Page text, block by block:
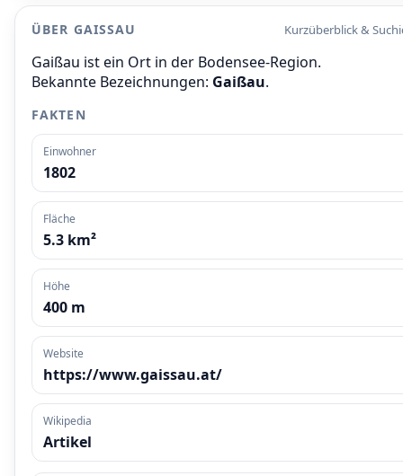
ÜBER GAISSAU Kurzüberblick &
Gaißau ist ein Ort in der Bodensee-Region.
Bekannte Bezeichnungen: Gaißau.
FAKTEN
Einwohner
1802
Fläche
5.3 km²
Höhe
400 m
Website
https://www.gaissau.at/
Wikipedia
Artikel